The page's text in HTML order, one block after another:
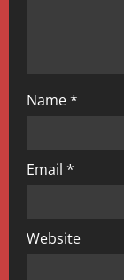
Name*
Email *
Website